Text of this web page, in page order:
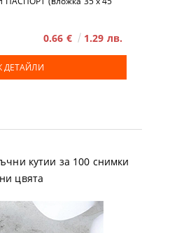
0.66 € 1.29 лв.
ДЕТАЙЛИ
кутии за 100 снимки
цвята